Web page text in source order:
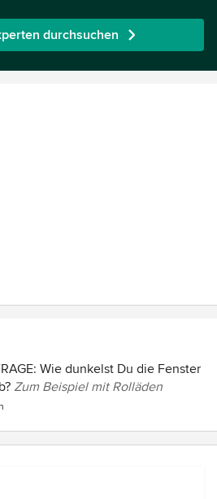
durchsuchen
Wie dunkelst Du die Fenster
Zum Beispiel mit Rolläden